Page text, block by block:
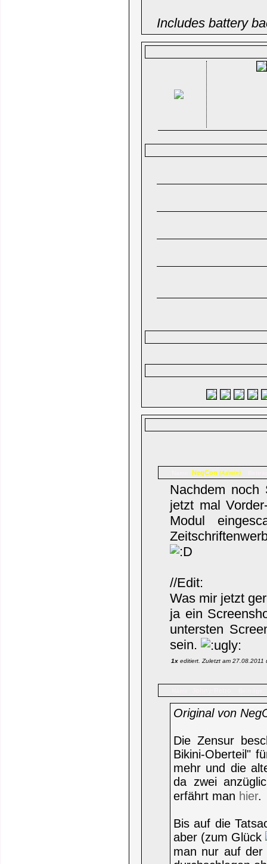
Includes battery
NegCon (Admin)
Nachdem noch
jetzt mal
Modul
//Edit:
Was mir jetzt
ja ein
untersten
sein.
1x editiert. Zuletzt am 27.08.2011
Original von
Die Zensur
Bikini-Oberteil"
mehr und die
da zwei
erfährt man hier.
Bis auf die
aber (zum Glück
man nur auf der